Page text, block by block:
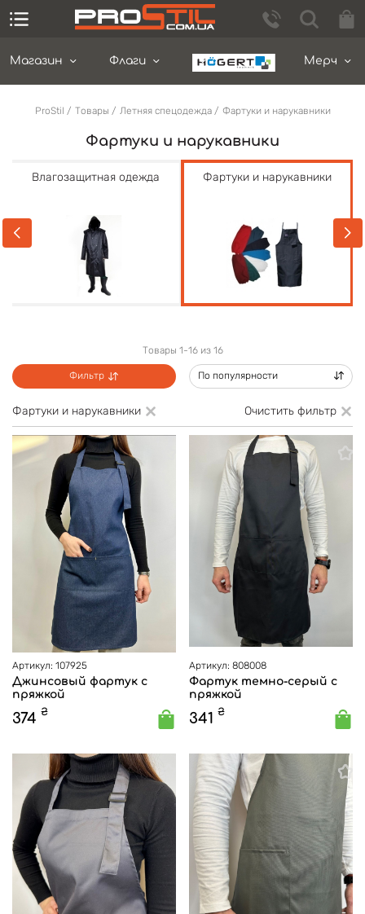
Магазин Флаги Мерч
ProStil Товары Летняя спецодежда Фартуки и нарукавники
Фартуки и нарукавники
Влагозащитная одежда Фартуки и нарукавники
Товары 1-16 из 16
Фильтр По популярности
Фартуки и нарукавники Очистить фильтр
Артикул: 107925
Джинсовый фартук с
пряжкой
374 ₴
Артикул: 808008
Фартук темно-серый с
пряжкой
341 ₴